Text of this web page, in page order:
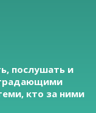
послушать и
кто за ними